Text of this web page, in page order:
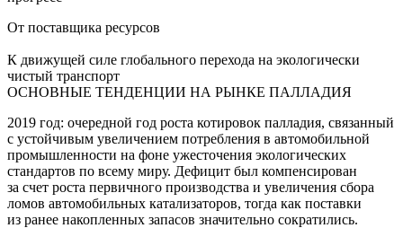
От поставщика ресурсов
К движущей силе глобального перехода на экологически
чистый транспорт
ОСНОВНЫЕ ТЕНДЕНЦИИ НА РЫНКЕ ПАЛЛАДИЯ
2019 год: очередной год роста котировок палладия, связанный
с устойчивым увеличением потребления в автомобильной
промышленности на фоне ужесточения экологических
стандартов по всему миру. Дефицит был компенсирован
за счет роста первичного производства и увеличения сбора
ломов автомобильных катализаторов, тогда как поставки
из ранее накопленных запасов значительно сократились.